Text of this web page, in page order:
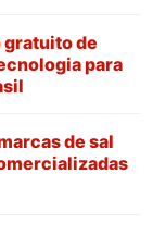
de
para
de sal